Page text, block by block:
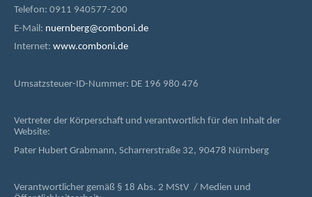
Telefon: 0911 940577-200
E-Mail: nuernberg@comboni.de
Internet: www.comboni.de
Umsatzsteuer-ID-Nummer: DE 196 980 476
Vertreter der Körperschaft und verantwortlich für den Inhalt der
Website:
Pater Hubert Grabmann, Scharrerstraße 32, 90478 Nürnberg
Verantwortlicher gemäß § 18 Abs. 2 MStV / Medien und